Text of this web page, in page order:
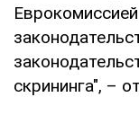
скрининга", –